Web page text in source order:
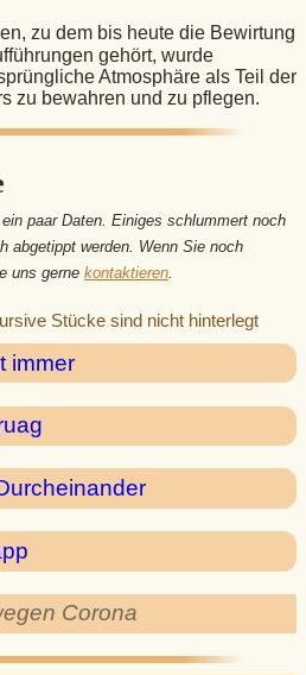
zu dem bis heute die Bewirtung
gehört, wurde
Atmosphäre als Teil der
zu bewahren und zu pflegen.
paar Daten. Einiges schlummert noch
abgetippt werden. Wenn Sie noch
uns gerne kontaktieren.
Stücke sind nicht hinterlegt
immer
Corona